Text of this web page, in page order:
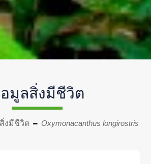
มูลสิ่งมีชีวิต
งมีชีวิต Oxymonacanthus longirostris